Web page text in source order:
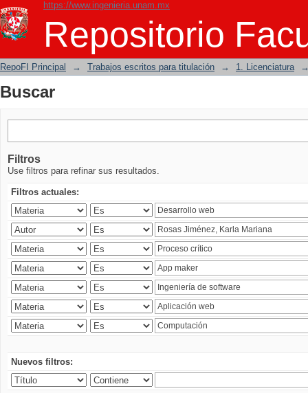
https://www.ingenieria.unam.mx
Repositorio
Buscar
RepoFI Principal → Trabajos escritos para titulación → 1. Licenciatura
Buscar
Filtros
Use filtros para refinar sus resultados.
Filtros actuales:
Nuevos filtros: